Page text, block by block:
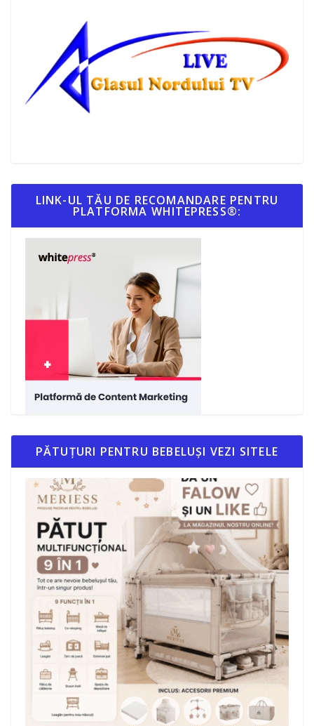
LINK-UL TĂU DE RECOMANDARE PENTRU
PLATFORMA WHITEPRESS®:
PĂTUȚURI PENTRU BEBELUȘI VEZI SITELE